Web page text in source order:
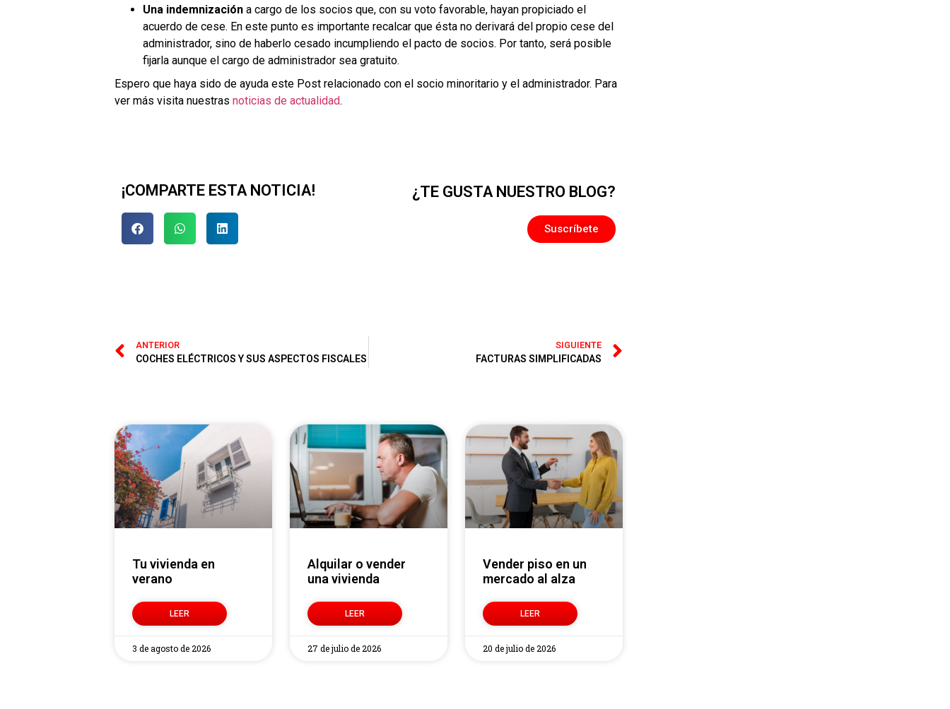
Una indemnización a cargo de los socios que, con su voto favorable, hayan propiciado el
acuerdo de cese. En este punto es importante recalcar que ésta no derivará del propio cese del
administrador, sino de haberlo cesado incumpliendo el pacto de socios. Por tanto, será posible
fijarla aunque el cargo de administrador sea gratuito.
Espero que haya sido de ayuda este Post relacionado con el socio minoritario y el administrador. Para
ver más visita nuestras noticias de actualidad.
¡COMPARTE ESTA NOTICIA! ¿TE GUSTA NUESTRO BLOG?
Suscríbete
ANTERIOR
COCHES ELÉCTRICOS Y SUS ASPECTOS FISCALES
SIGUIENTE
FACTURAS SIMPLIFICADAS
Tu vivienda en
verano
LEER
3 de agosto de 2026
Alquilar o vender
una vivienda
LEER
27 de julio de 2026
Vender piso en un
mercado al alza
LEER
20 de julio de 2026